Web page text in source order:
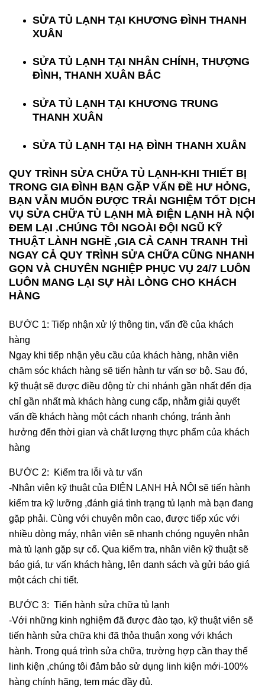
SỬA TỦ LẠNH TẠI KHƯƠNG ĐÌNH THANH
XUÂN
SỬA TỦ LẠNH TẠI NHÂN CHÍNH, THƯỢNG
ĐÌNH, THANH XUÂN BẮC
SỬA TỦ LẠNH TẠI KHƯƠNG TRUNG
THANH XUÂN
SỬA TỦ LẠNH TẠI HẠ ĐÌNH THANH XUÂN
QUY TRÌNH SỬA CHỮA TỦ LẠNH-KHI THIẾT BỊ
TRONG GIA ĐÌNH BẠN GẶP VẤN ĐỀ HƯ HỎNG,
BẠN VẪN MUỐN ĐƯỢC TRẢI NGHIỆM TỐT DỊCH
VỤ SỬA CHỮA TỦ LẠNH MÀ ĐIỆN LẠNH HÀ NỘI
ĐEM LẠI .CHÚNG TÔI NGOÀI ĐỘI NGŨ KỸ
THUẬT LÀNH NGHỀ ,GIA CẢ CANH TRANH THÌ
NGAY CẢ QUY TRÌNH SỬA CHỮA CŨNG NHANH
GỌN VÀ CHUYÊN NGHIỆP PHỤC VỤ 24/7 LUÔN
LUÔN MANG LẠI SỰ HÀI LÒNG CHO KHÁCH
HÀNG
BƯỚC 1: Tiếp nhận xử lý thông tin, vấn đề của khách
hàng
Ngay khi tiếp nhận yêu cầu của khách hàng, nhân viên
chăm sóc khách hàng sẽ tiến hành tư vấn sơ bộ. Sau đó,
kỹ thuật sẽ được điều động từ chi nhánh gần nhất đến địa
chỉ gần nhất mà khách hàng cung cấp, nhằm giải quyết
vấn đề khách hàng một cách nhanh chóng, tránh ảnh
hưởng đến thời gian và chất lượng thực phẩm của khách
hàng
BƯỚC 2: Kiểm tra lỗi và tư vấn
-Nhân viên kỹ thuật của ĐIỆN LẠNH HÀ NỘI sẽ tiến hành
kiểm tra kỹ lưỡng ,đánh giá tình trạng tủ lạnh mà bạn đang
gặp phải. Cùng với chuyên môn cao, được tiếp xúc với
nhiều dòng máy, nhân viên sẽ nhanh chóng nguyên nhân
mà tủ lạnh gặp sự cố. Qua kiểm tra, nhân viên kỹ thuật sẽ
báo giá, tư vấn khách hàng, lên danh sách và gửi báo giá
một cách chi tiết.
BƯỚC 3: Tiến hành sửa chữa tủ lạnh
-Với những kinh nghiệm đã được đào tạo, kỹ thuật viên sẽ
tiến hành sửa chữa khi đã thỏa thuận xong với khách
hành. Trong quá trình sửa chữa, trường hợp cần thay thế
linh kiện ,chúng tôi đảm bảo sử dụng linh kiện mới-100%
hàng chính hãng, tem mác đầy đủ.